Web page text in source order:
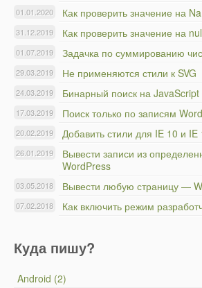
Как проверить значение на
01.01.2020
Как проверить значение на
31.12.2019
Задачка по суммированию
01.07.2019
Не применяются стили к SVG
29.03.2019
Бинарный поиск на JavaScript
24.03.2019
Поиск только по записям
17.03.2019
Добавить стили для IE 10 и IE
20.02.2019
Вывести записи из
WordPress
26.01.2019
Вывести любую страницу —
03.05.2018
Как включить режим
07.02.2018
Куда пишу?
Android (2)